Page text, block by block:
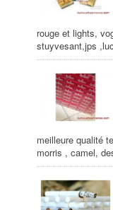
rouge et lights,
stuyvesant,jps
meilleure qualité
morris , camel,